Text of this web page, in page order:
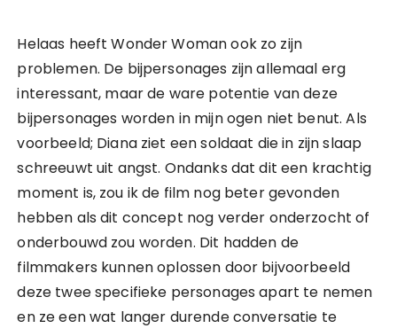
Helaas heeft Wonder Woman ook zo zijn
problemen. De bijpersonages zijn allemaal erg
interessant, maar de ware potentie van deze
bijpersonages worden in mijn ogen niet benut. Als
voorbeeld; Diana ziet een soldaat die in zijn slaap
schreeuwt uit angst. Ondanks dat dit een krachtig
moment is, zou ik de film nog beter gevonden
hebben als dit concept nog verder onderzocht of
onderbouwd zou worden. Dit hadden de
filmmakers kunnen oplossen door bijvoorbeeld
deze twee specifieke personages apart te nemen
en ze een wat langer durende conversatie te